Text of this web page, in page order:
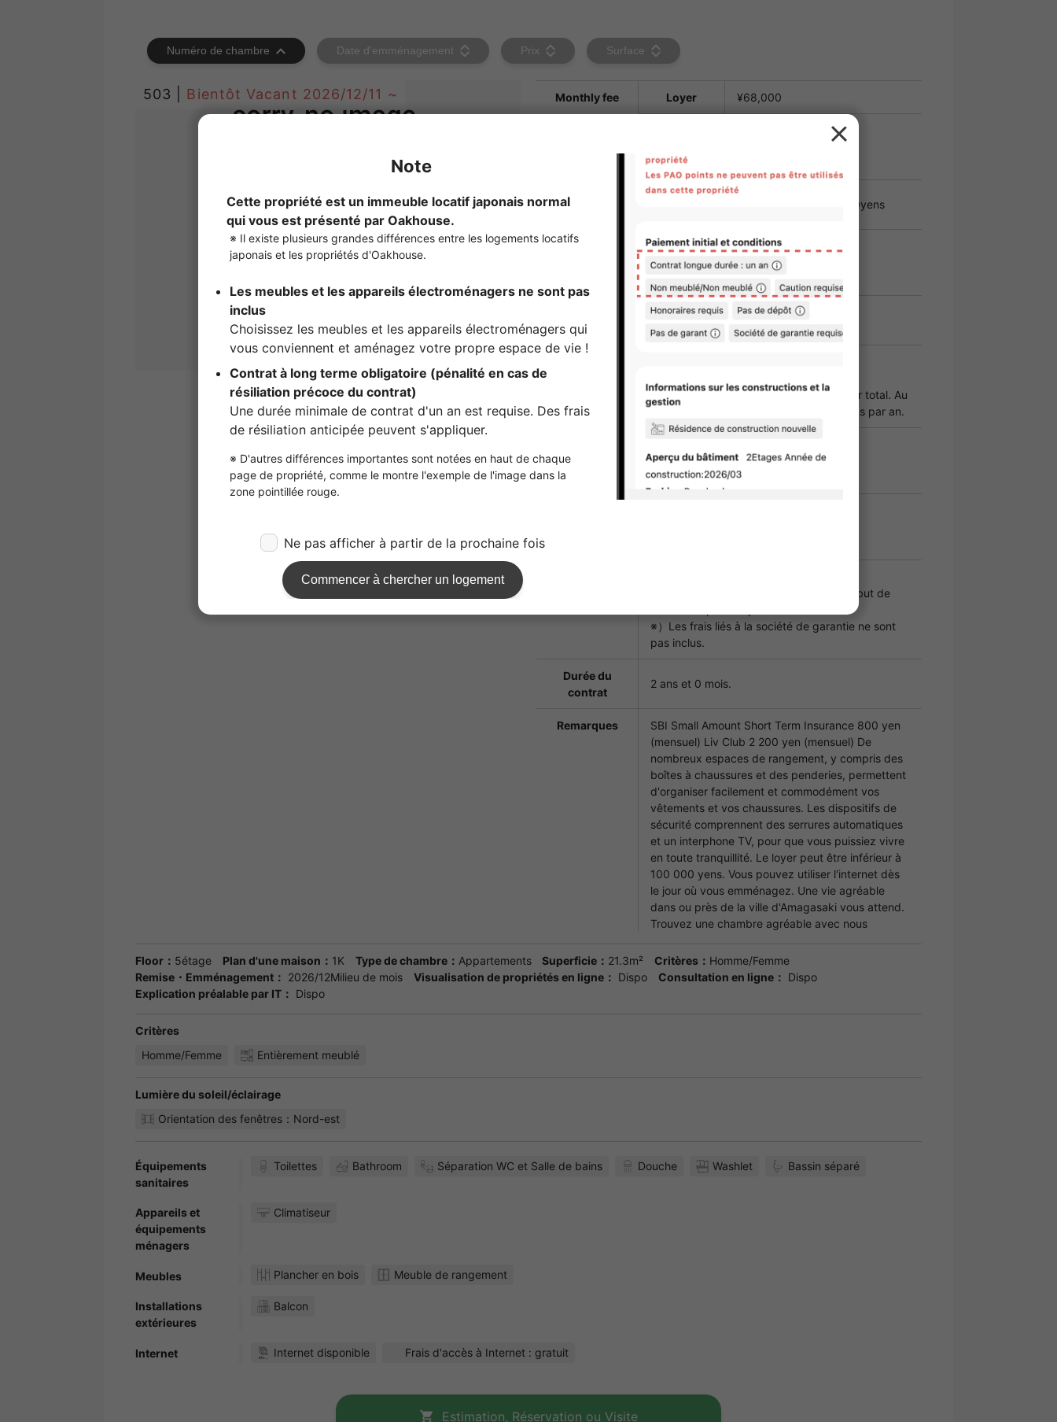
Numéro de chambre Date d'emménagement Prix Surface
503 | Bientôt Vacant 2026/12/11 ~ Monthly fee Loyer ¥68,000
gestion
Honoraires
22,000yens
Frais de
5,500yens
courtage
1.1 mois de loyer
Frais de garantie initiaux : 100 % du loyer total. Au
moment du renouvellement : 20 000 yens par an.
remplacement
des serrures
33,000yens
※）Estimation basée sur une date de début de
※）Les frais liés à la société de garantie ne sont
pas inclus.
Durée du
contrat
2 ans et 0 mois.
Remarques
SBI Small Amount Short Term Insurance 800 yen
(mensuel) Liv Club 2 200 yen (mensuel) De
nombreux espaces de rangement, y compris des
boîtes à chaussures et des penderies, permettent
d'organiser facilement et commodément vos
vêtements et vos chaussures. Les dispositifs de
sécurité comprennent des serrures automatiques
et un interphone TV, pour que vous puissiez vivre
en toute tranquillité. Le loyer peut être inférieur à
100 000 yens. Vous pouvez utiliser l'internet dès
le jour où vous emménagez. Une vie agréable
dans ou près de la ville d'Amagasaki vous attend.
Trouvez une chambre agréable avec nous
Floor： 5étage Plan d'une maison： 1K Type de chambre： Appartements Superficie： 21.3m² Critères： Homme/Femme
Remise・Emménagement： 2026/12Milieu de mois Visualisation de propriétés en ligne： Dispo Consultation en ligne： Dispo
Explication préalable par IT： Dispo
Critères
Homme/Femme
Entièrement meublé
Lumière du soleil/éclairage
Orientation des fenêtres：Nord-est
Équipements
sanitaires
Toilettes Bathroom Séparation WC et Salle de bains Douche Washlet Bassin séparé
Appareils et
équipements
ménagers
Climatiseur
Meubles Plancher en bois Meuble de rangement
Installations
extérieures
Balcon
Internet Internet disponible Frais d'accès à Internet : gratuit
Estimation, Réservation ou Visite